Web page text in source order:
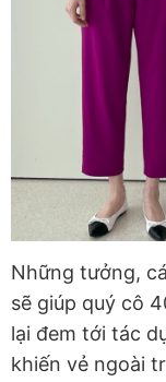
Những tưởng,
sẽ giúp quý cô
lại đem tới tác
khiến vẻ ngoài